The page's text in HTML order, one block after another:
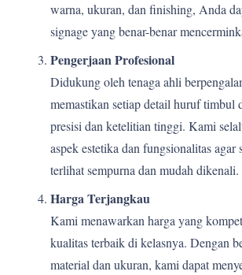
warna, ukuran, dan finishing, Anda
signage yang benar-benar
Pengerjaan Profesional
Didukung oleh tenaga ahli
memastikan setiap detail huruf timbul
presisi dan ketelitian tinggi. Kami
aspek estetika dan fungsionalitas agar
terlihat sempurna dan mudah dikenali.
Harga Terjangkau
Kami menawarkan harga yang
kualitas terbaik di kelasnya. Dengan
material dan ukuran, kami dapat